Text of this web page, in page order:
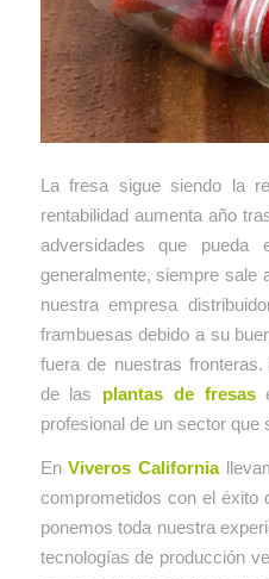
La fresa sigue siendo la
rentabilidad aumenta año
adversidades que pueda
generalmente, siempre sale
nuestra empresa
frambuesas debido a su
fuera de nuestras
de las plantas de fresas
profesional de un sector que
EnViveros California
comprometidos con el éxito
ponemos toda nuestra
tecnologías de producción